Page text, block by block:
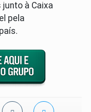
à Caixa
pela